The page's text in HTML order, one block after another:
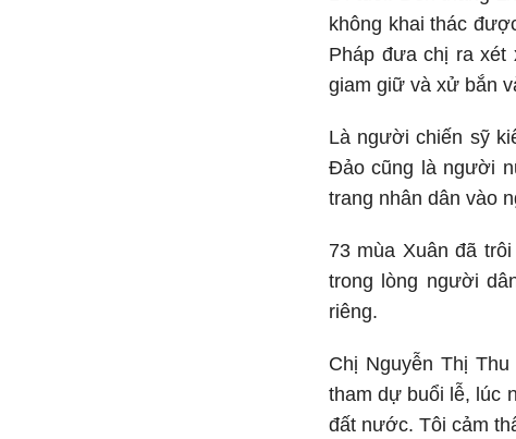
không khai thác
Pháp đưa chị ra
giam giữ và xử bắn
Là người chiến sỹ
Đảo cũng là người
trang nhân dân vào
73 mùa Xuân đã
trong lòng người
riêng.
Chị Nguyễn Thị
tham dự buổi lễ, lúc
đất nước. Tôi cảm